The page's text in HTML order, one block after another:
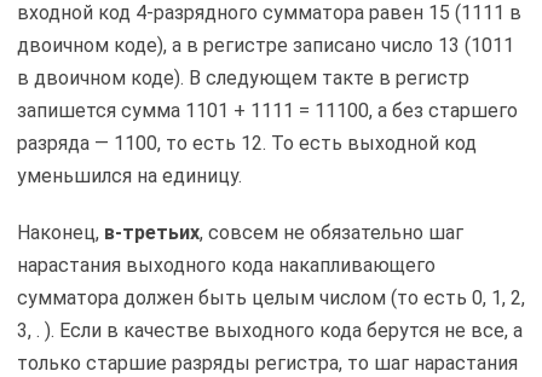
входной код 4-разрядного сумматора равен 15 (1111 в
двоичном коде), а в регистре записано число 13 (1011
в двоичном коде). В следующем такте в регистр
запишется сумма 1101 + 1111 = 11100, а без старшего
разряда — 1100, то есть 12. То есть выходной код
уменьшился на единицу.
Наконец, в-третьих, совсем не обязательно шаг
нарастания выходного кода накапливающего
сумматора должен быть целым числом (то есть 0, 1, 2,
3, . ). Если в качестве выходного кода берутся не все, а
только старшие разряды регистра, то шаг нарастания